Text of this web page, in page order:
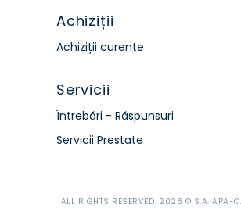
Achiziții
Achiziții curente
Servicii
Întrebări - Răspunsuri
Servicii Prestate
ALL RIGHTS RESERVED. 2026 © S.A. APA-